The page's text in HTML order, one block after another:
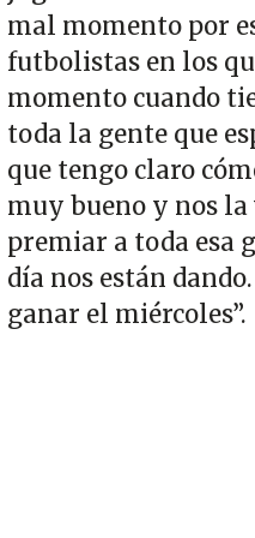
mal momento por
futbolistas en los
momento cuando
toda la gente que
que tengo claro
muy bueno y nos
premiar a toda esa
día nos están
ganar el miércoles”.